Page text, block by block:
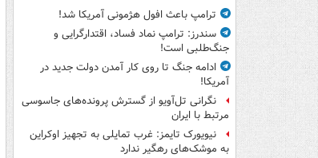
ترامپ باعث افول هژمونی آمریکا شد!
سندرز: ترامپ نماد فساد، اقتدارگرایی و
جنگ‌طلبی است!
ادامه جنگ تا روی کار آمدن دولت جدید در
آمریکا!
نگرانی تل‌آویو از گسترش پرونده‌های جاسوسی
مرتبط با ایران
نیویورک تایمز: غرب تمایلی به تجهیز اوکراین
به موشک‌های رهگیر ندارد